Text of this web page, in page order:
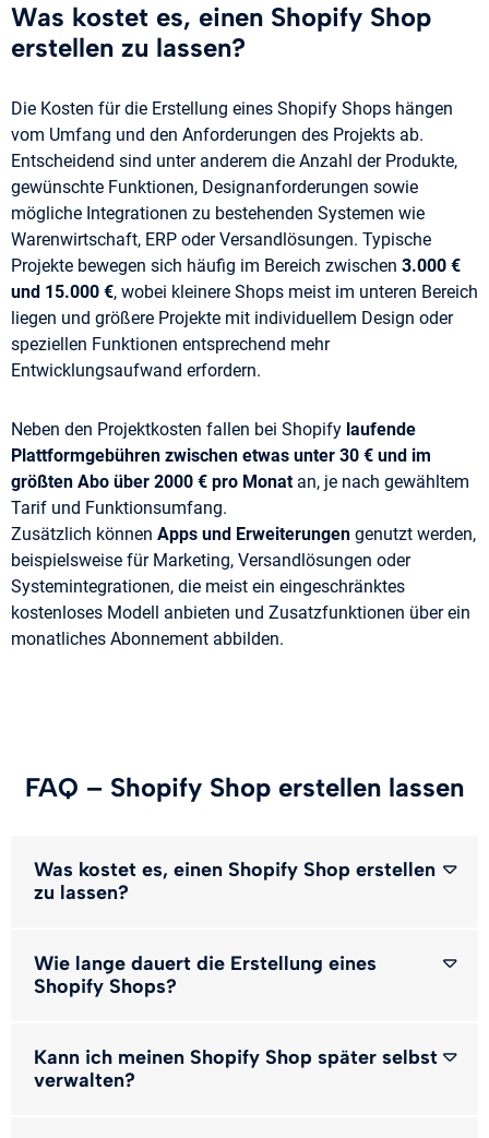
Was kostet es, einen Shopify Shop
erstellen zu lassen?
Die Kosten für die Erstellung eines Shopify Shops hängen
vom Umfang und den Anforderungen des Projekts ab.
Entscheidend sind unter anderem die Anzahl der Produkte,
gewünschte Funktionen, Designanforderungen sowie
mögliche Integrationen zu bestehenden Systemen wie
Warenwirtschaft, ERP oder Versandlösungen. Typische
Projekte bewegen sich häufig im Bereich zwischen 3.000 €
und 15.000 €, wobei kleinere Shops meist im unteren Bereich
liegen und größere Projekte mit individuellem Design oder
speziellen Funktionen entsprechend mehr
Entwicklungsaufwand erfordern.
Neben den Projektkosten fallen bei Shopify laufende
Plattformgebühren zwischen etwas unter 30 € und im
größten Abo über 2000 € pro Monatan, je nach gewähltem
Tarif und Funktionsumfang.
Zusätzlich können Apps und Erweiterungen genutzt werden,
beispielsweise für Marketing, Versandlösungen oder
Systemintegrationen, die meist ein eingeschränktes
kostenloses Modell anbieten und Zusatzfunktionen über ein
monatliches Abonnement abbilden.
FAQ – Shopify Shop erstellen lassen
Was kostet es, einen Shopify Shop erstellen
zu lassen?
Wie lange dauert die Erstellung eines
Shopify Shops?
Kann ich meinen Shopify Shop später selbst
verwalten?